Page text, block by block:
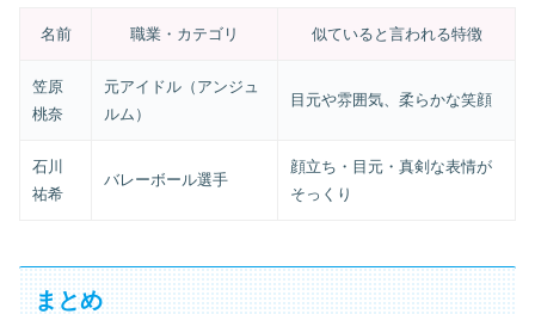
名前 職業・カテゴリ 似ていると言われる特徴
笠原
桃奈
元アイドル（アンジュ
ルム）
目元や雰囲気、柔らかな笑顔
石川
祐希
バレーボール選手
顔立ち・目元・真剣な表情が
そっくり
まとめ